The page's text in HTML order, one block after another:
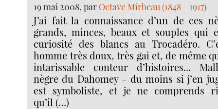
19 mai 2008, par Octave Mirbeau (1848 - 1917)
J’ai fait la connaissance d’un de ces
grands, minces, beaux et souples qui
curiosité des blancs au Trocadéro.
homme très doux, très gai et, de même
intarissable conteur d’histoires...
nègre du Dahomey - du moins si j’en
est symboliste, et je ne comprends
qu’il (…)